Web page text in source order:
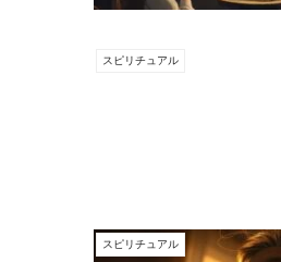
スピリチュアル
スピリチュアル